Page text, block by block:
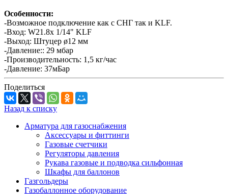
Особенности:
-Возможное подключение как с СНГ так и KLF.
-Вход: W21.8x 1/14" KLF
-Выход: Штуцер ø12 мм
-Давление:: 29 мбар
-Производительность: 1,5 кг/час
-Давление: 37мБар
Поделиться
Назад к списку
Арматура для газоснабжения
Аксессуары и фиттинги
Газовые счетчики
Регуляторы давления
Рукава газовые и подводка сильфонная
Шкафы для баллонов
Газгольдеры
Газобаллонное оборудование